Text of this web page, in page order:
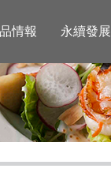
情報 永續發展